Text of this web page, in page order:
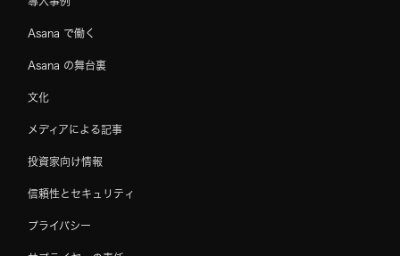
Asana で働く
Asana の舞台裏
文化
メディアによる記事
投資家向け情報
信頼性とセキュリティ
プライバシー